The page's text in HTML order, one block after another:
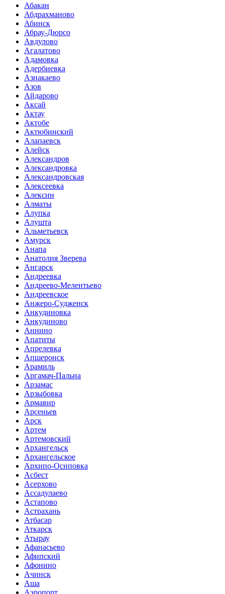
Абакан
Абдрахманово
Абинск
Абрау-Дюрсо
Авдулово
Агалатово
Адамовка
Адербиевка
Азнакаево
Азов
Айдарово
Аксай
Актау
Актобе
Актюбинский
Алапаевск
Алейск
Александров
Александровка
Александровская
Алексеевка
Алексин
Алматы
Алупка
Алушта
Альметьевск
Амурск
Анапа
Анатолия Зверева
Ангарск
Андреевка
Андреево-Мелентьево
Андреевское
Анжеро-Судженск
Анкудиновка
Анкудиново
Аннино
Апатиты
Апрелевка
Апшеронск
Арамиль
Аргамач-Пальна
Арзамас
Арзыбовка
Армавир
Арсеньев
Арск
Артем
Артемовский
Архангельск
Архангельское
Архипо-Осиповка
Асбест
Асерхово
Ассадулаево
Астапово
Астрахань
Атбасар
Аткарск
Атырау
Афанасьево
Афипский
Афонино
Ачинск
Аша
Аэропорт